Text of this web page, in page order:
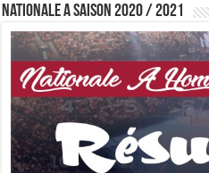
Nationale A saison 2020 / 2021